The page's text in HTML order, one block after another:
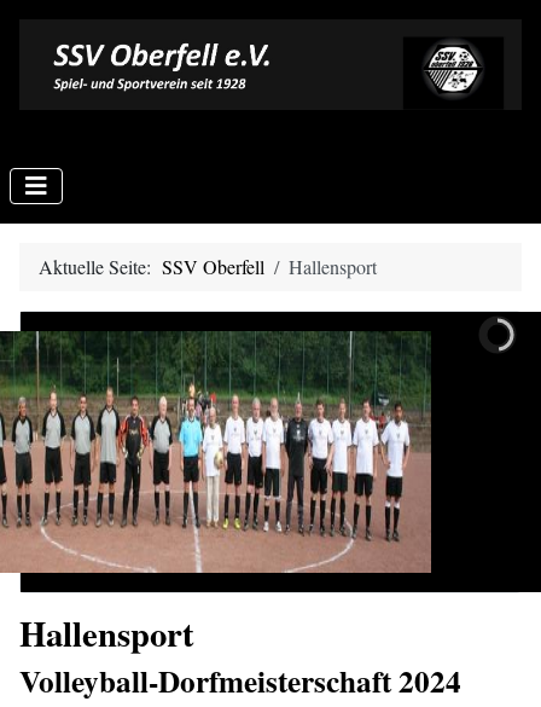
Aktuelle Seite: SSV Oberfell Hallensport
Hallensport
Volleyball-Dorfmeisterschaft 2024